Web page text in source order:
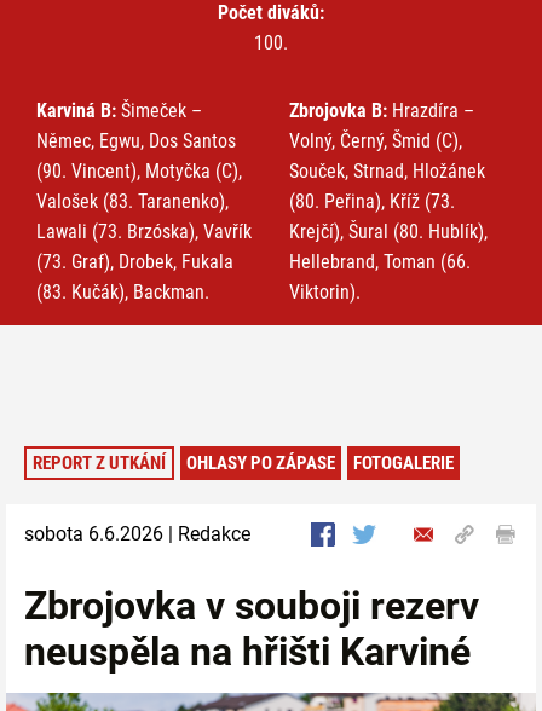
Počet diváků:
100.
Karviná B: Šimeček –
Němec, Egwu, Dos Santos
(90. Vincent), Motyčka (C),
Valošek (83. Taranenko),
Lawali (73. Brzóska), Vavřík
(73. Graf), Drobek, Fukala
(83. Kučák), Backman.
Zbrojovka B: Hrazdíra –
Volný, Černý, Šmid (C),
Souček, Strnad, Hložánek
(80. Peřina), Kříž (73.
Krejčí), Šural (80. Hublík),
Hellebrand, Toman (66.
Viktorin).
REPORT Z UTKÁNÍ OHLASY PO ZÁPASE FOTOGALERIE
sobota 6.6.2026 | Redakce
Zbrojovka v souboji rezerv
neuspěla na hřišti Karviné